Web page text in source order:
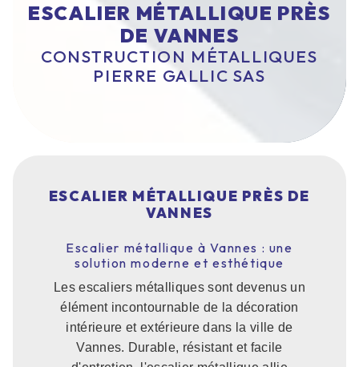
ESCALIER MÉTALLIQUE PRÈS
DE VANNES
CONSTRUCTION MÉTALLIQUES
PIERRE GALLIC SAS
ESCALIER MÉTALLIQUE PRÈS DE
VANNES
Escalier métallique à Vannes : une
solution moderne et esthétique
Les escaliers métalliques sont devenus un
élément incontournable de la décoration
intérieure et extérieure dans la ville de
Vannes. Durable, résistant et facile